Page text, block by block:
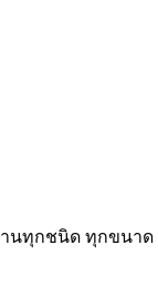
านทุกชนิด ทุกขน